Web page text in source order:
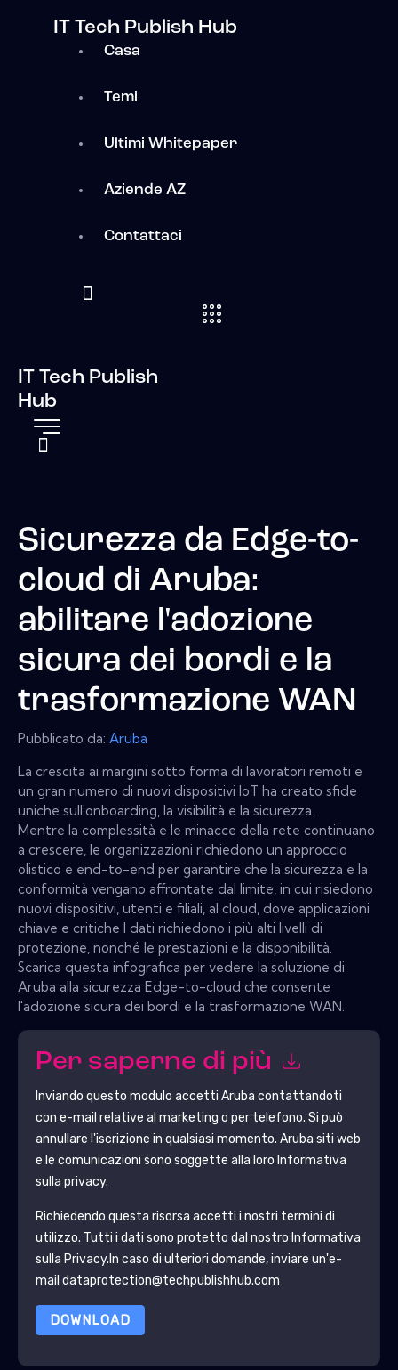
IT Tech Publish Hub
Casa
Temi
Ultimi Whitepaper
Aziende AZ
Contattaci
IT Tech Publish
Hub
Sicurezza da Edge-to-
cloud di Aruba:
abilitare l'adozione
sicura dei bordi e la
trasformazione WAN
Pubblicato da: Aruba
La crescita ai margini sotto forma di lavoratori remoti e
un gran numero di nuovi dispositivi IoT ha creato sfide
uniche sull'onboarding, la visibilità e la sicurezza.
Mentre la complessità e le minacce della rete continuano
a crescere, le organizzazioni richiedono un approccio
olistico e end-to-end per garantire che la sicurezza e la
conformità vengano affrontate dal limite, in cui risiedono
nuovi dispositivi, utenti e filiali, al cloud, dove applicazioni
chiave e critiche I dati richiedono i più alti livelli di
protezione, nonché le prestazioni e la disponibilità.
Scarica questa infografica per vedere la soluzione di
Aruba alla sicurezza Edge-to-cloud che consente
l'adozione sicura dei bordi e la trasformazione WAN.
Per saperne di più
Inviando questo modulo accetti Aruba contattandoti
con e-mail relative al marketing o per telefono. Si può
annullare l'iscrizione in qualsiasi momento. Aruba siti web
e le comunicazioni sono soggette alla loro Informativa
sulla privacy.
Richiedendo questa risorsa accetti i nostri termini di
utilizzo. Tutti i dati sono protetto dal nostro Informativa
sulla Privacy.In caso di ulteriori domande, inviare un'e-
mail dataprotection@techpublishhub.com
DOWNLOAD